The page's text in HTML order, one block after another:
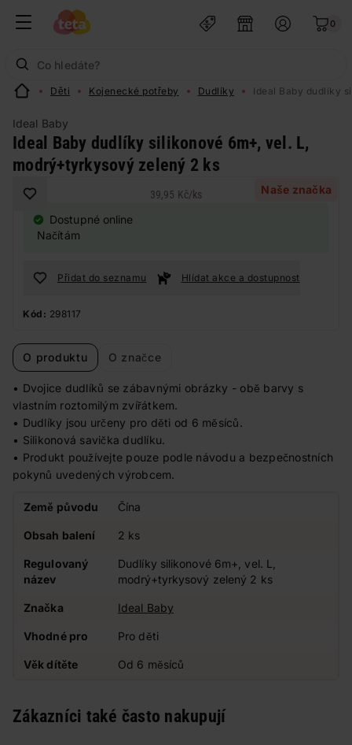
0
Děti Kojenecké potřeby Dudlíky Ideal Baby dudlíky
Ideal Baby
Ideal Baby dudlíky silikonové 6m+, vel. L,
modrý+tyrkysový zelený 2 ks
Naše značka
39,95 Kč/ks
Dostupné online
Načítám
Přidat do seznamu Hlídat akce a dostupnost
Kód: 298117
O produktu O značce
• Dvojice dudlíků se zábavnými obrázky - obě barvy s
vlastním roztomilým zvířátkem.
• Dudlíky jsou určeny pro děti od 6 měsíců.
• Silikonová savička dudlíku.
• Produkt používejte pouze podle návodu a bezpečnostních
pokynů uvedených výrobcem.
Země původu Čína
Obsah balení 2 ks
Regulovaný
název
Dudlíky silikonové 6m+, vel. L,
modrý+tyrkysový zelený 2 ks
Značka Ideal Baby
Vhodné pro Pro děti
Věk dítěte Od 6 měsíců
Zákazníci také často nakupují